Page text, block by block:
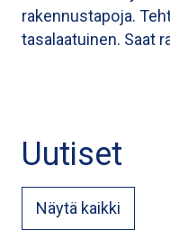
rakennustapoja.
tasalaatuinen. Saat
Uutiset
Näytä kaikki